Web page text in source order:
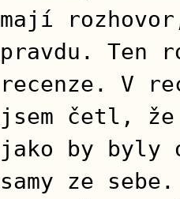
mají
pravdu. Ten
recenze. V
jsem četl, že
jako by byly
samy ze